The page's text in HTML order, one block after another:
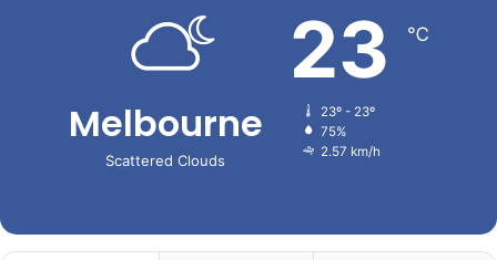
Melbourne
Scattered Clouds
23 ℃
23º - 23º
75%
2.57 km/h